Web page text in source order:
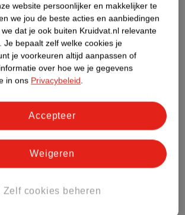
Meer informatie
website persoonlijker en makkelijker te
we jou de beste acties en aanbiedingen
dat je ook buiten Kruidvat.nl relevante
Je bepaalt zelf welke cookies je
je voorkeuren altijd aanpassen of
over hoe we je gegevens
in ons Privacybeleid.
Zelf cookies beheren
Weigeren
Accepteer